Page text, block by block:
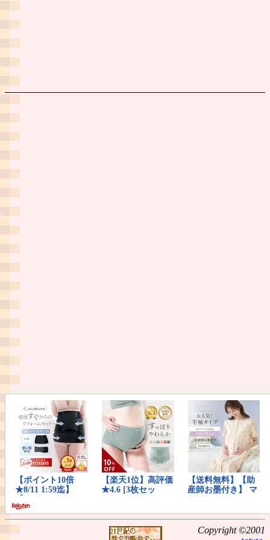
Copyright ©2001